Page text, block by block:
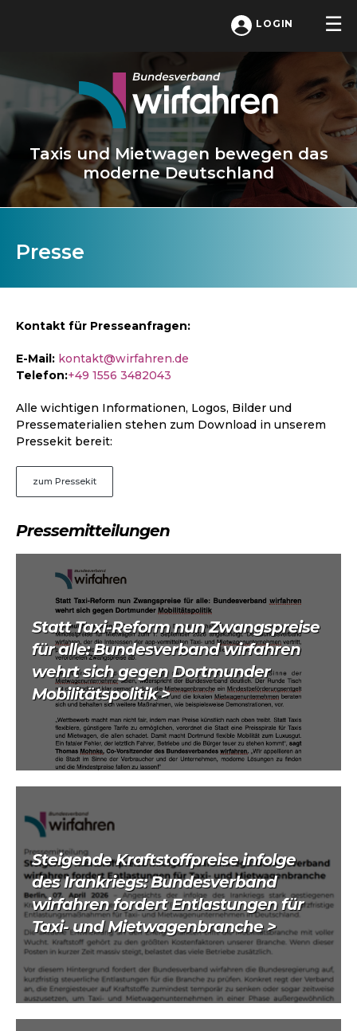
LOGIN
Taxis und Mietwagen bewegen das
moderne Deutschland
Presse
Kontakt für Presseanfragen:
E-Mail: kontakt@wirfahren.de
Telefon:+49 1556 3482043
Alle wichtigen Informationen, Logos, Bilder und
Pressematerialien stehen zum Download in unserem
Pressekit bereit:
zum Pressekit
Pressemitteilungen
Statt Taxi-Reform nun Zwangspreise
für alle: Bundesverband wirfahren
wehrt sich gegen Dortmunder
Mobilitätspolitik >
Steigende Kraftstoffpreise infolge
des Irankriegs: Bundesverband
wirfahren fordert Entlastungen für
Taxi- und Mietwagenbranche >